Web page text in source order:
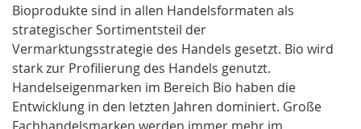
Bioprodukte sind in allen Handelsformaten als
strategischer Sortimentsteil der
Vermarktungsstrategie des Handels gesetzt. Bio wird
stark zur Profilierung des Handels genutzt.
Handelseigenmarken im Bereich Bio haben die
Entwicklung in den letzten Jahren dominiert. Große